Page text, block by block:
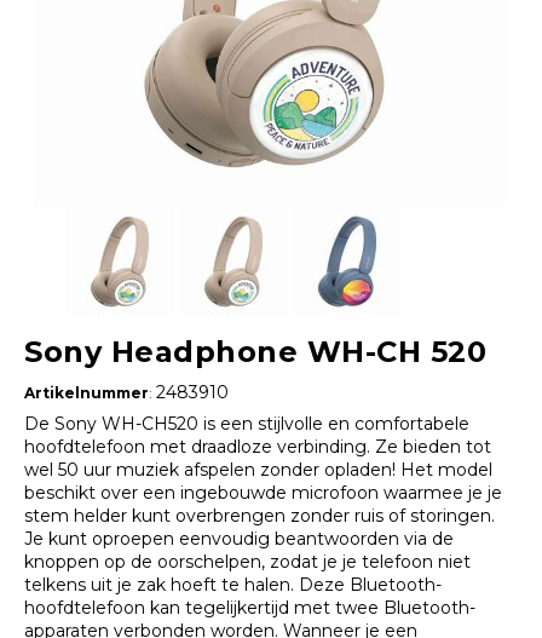
Sony Headphone WH-CH 520
Artikelnummer:2483910
De Sony WH-CH520 is een stijlvolle en comfortabele
hoofdtelefoon met draadloze verbinding. Ze bieden tot
wel 50 uur muziek afspelen zonder opladen! Het model
beschikt over een ingebouwde microfoon waarmee je je
stem helder kunt overbrengen zonder ruis of storingen.
Je kunt oproepen eenvoudig beantwoorden via de
knoppen op de oorschelpen, zodat je je telefoon niet
telkens uit je zak hoeft te halen. Deze Bluetooth-
hoofdtelefoon kan tegelijkertijd met twee Bluetooth-
apparaten verbonden worden. Wanneer je een